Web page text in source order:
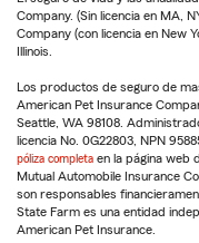
Company. (Sin licencia en MA,
Company (con licencia en New
Illinois.
Los productos de seguro de
American Pet Insurance
Seattle, WA 98108.
licencia No. 0G22803, NPN
póliza completa en la página web
Mutual Automobile Insurance
son responsables
State Farm es una entidad
American Pet Insurance.